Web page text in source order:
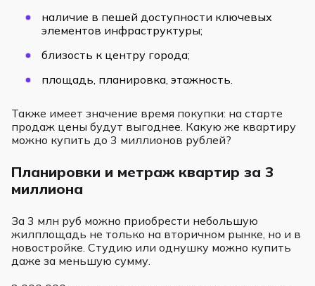
наличие в пешей доступности ключевых
элементов инфраструктуры;
близость к центру города;
площадь, планировка, этажность.
Также имеет значение время покупки: на старте
продаж цены будут выгоднее. Какую же квартиру
можно купить до 3 миллионов рублей?
Планировки и метраж квартир за 3
миллиона
За 3 млн руб можно приобрести небольшую
жилплощадь не только на вторичном рынке, но и в
новостройке. Студию или однушку можно купить
даже за меньшую сумму.